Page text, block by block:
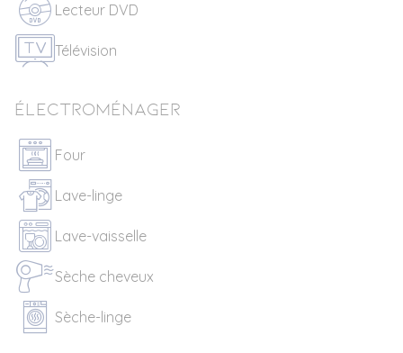
Lecteur DVD
Télévision
Électroménager
Four
Lave-linge
Lave-vaisselle
Sèche cheveux
Sèche-linge